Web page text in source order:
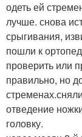
одеть ей
лучше. снова
срыгивания,
пошли к
проверить или
правильно, но
отведение
головку.